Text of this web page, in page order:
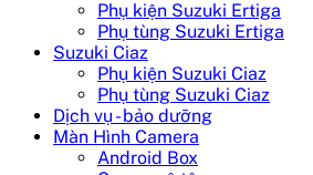
Phụ kiện Suzuki Ertiga
Phụ tùng Suzuki Ertiga
Suzuki Ciaz
Phụ kiện Suzuki Ciaz
Phụ tùng Suzuki Ciaz
Dịch vụ - bảo dưỡng
Màn Hình Camera
Android Box